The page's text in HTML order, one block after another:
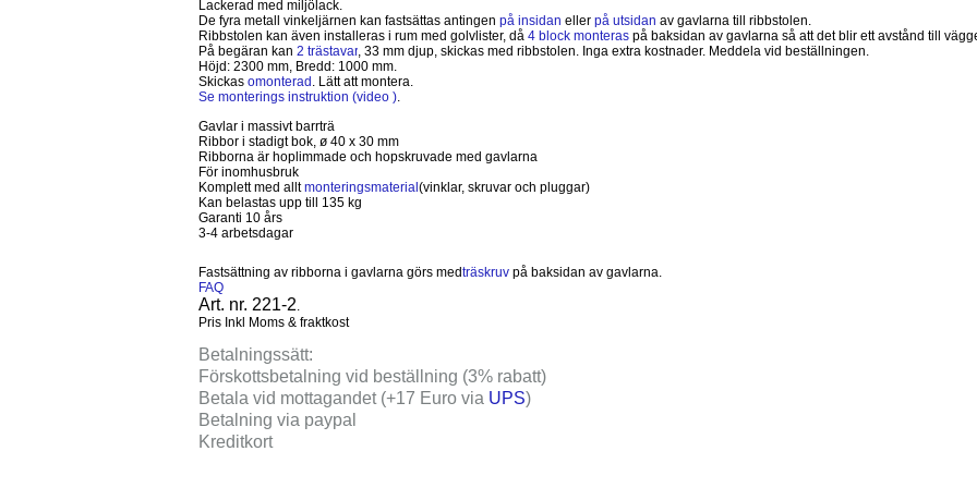
Lackerad med miljölack.
De fyra metall vinkeljärnen kan fastsättas antingen på insidan eller på utsidan av gavlarna till ribbstolen.
Ribbstolen kan även installeras i rum med golvlister, då 4 block monteras på baksidan av gavlarna så att det blir ett avstånd till
På begäran kan 2 trästavar, 33 mm djup, skickas med ribbstolen. Inga extra kostnader. Meddela vid beställningen.
Höjd: 2300 mm, Bredd: 1000 mm.
Skickas omonterad . Lätt att montera.
Se monterings instruktion (video ).
Gavlar i massivt barrträ
Ribbor i stadigt bok, ø 40 x 30 mm
Ribborna är hoplimmade och hopskruvade med gavlarna
För inomhusbruk
Komplett med allt monteringsmaterial (vinklar, skruvar och pluggar)
Kan belastas upp till
135 kg
Garanti 10 års
3-4 arbetsdagar
Fastsättning av ribborna i gavlarna görs medträskruv på baksidan av gavlarna.
FAQ
Art. nr. 221-2.
Pris Inkl Moms & fraktkost
Betalningssätt:
Förskottsbetalning vid beställning (3% rabatt)
Betala vid mottagandet (+17 Euro via UPS)
Betalning via paypal
Kreditkort